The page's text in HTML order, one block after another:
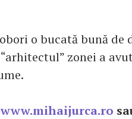
o bucată bună de
zonei a
www.mihaijurca.ro